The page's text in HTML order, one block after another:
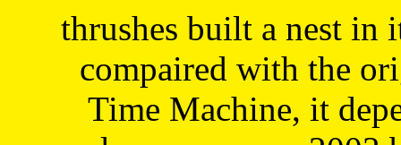
thrushes built a nest in
compaired with the
Time Machine, it